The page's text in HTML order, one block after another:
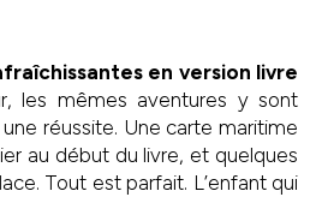
en version livre
les mêmes aventures y sont
réussite. Une carte maritime
au début du livre, et quelques
Tout est parfait. L’enfant qui